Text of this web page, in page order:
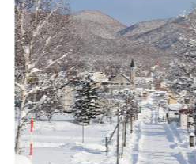
と受け継がれ、子どもからお年寄
さとに共感していただき、ふるさ
てくださる方をお待ちしておりま
自治体ホー
個人情報の保護は